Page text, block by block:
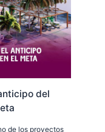
del
de los proyectos